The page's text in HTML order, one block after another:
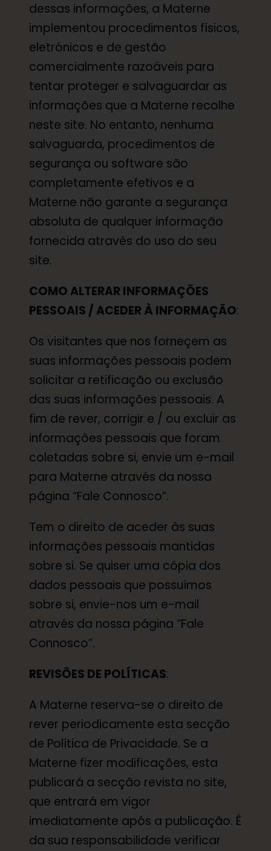
dessas informações, a Materne
implementou procedimentos físicos,
eletrónicos e de gestão
comercialmente razoáveis para
tentar proteger e salvaguardar as
informações que a Materne recolhe
neste site. No entanto, nenhuma
salvaguarda, procedimentos de
segurança ou software são
completamente efetivos e a
Materne não garante a segurança
absoluta de qualquer informação
fornecida através do uso do seu
site.
COMO ALTERAR INFORMAÇÕES
PESSOAIS / ACEDER À INFORMAÇÃO:
Os visitantes que nos forneçem as
suas informações pessoais podem
solicitar a retificação ou exclusão
das suas informações pessoais. A
fim de rever, corrigir e / ou excluir as
informações pessoais que foram
coletadas sobre si, envie um e-mail
para Materne através da nossa
página “Fale Connosco”.
Tem o direito de aceder às suas
informações pessoais mantidas
sobre si. Se quiser uma cópia dos
dados pessoais que possuímos
sobre si, envie-nos um e-mail
através da nossa página “Fale
Connosco”.
REVISÕES DE POLÍTICAS:
A Materne reserva-se o direito de
rever periodicamente esta secção
de Política de Privacidade. Se a
Materne fizer modificações, esta
publicará a secção revista no site,
que entrará em vigor
imediatamente após a publicação. É
da sua responsabilidade verificar